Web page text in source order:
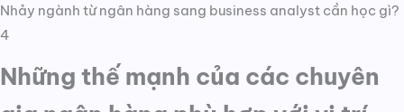
Nhảy ngành từ ngân hàng sang business analyst cần học gì?
4
Những thế mạnh của các chuyên